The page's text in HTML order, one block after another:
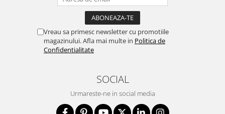
Vreau sa primesc newsletter cu promotiile
magazinului. Afla mai multe in Politica de
Confidentialitate
SOCIAL
Urmareste-ne in social media